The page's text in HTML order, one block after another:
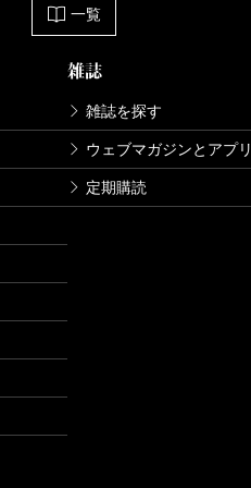
一覧
雑誌
雑誌を探す
ウェブマガジンとアプリ
定期購読